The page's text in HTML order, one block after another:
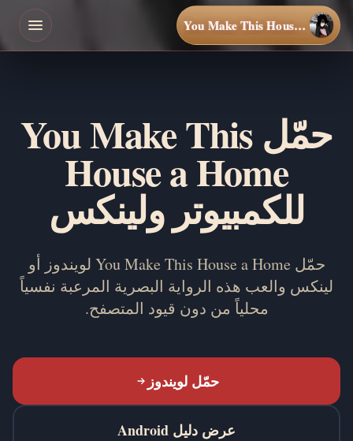
You Make This House a Home
حمّل You Make This
House a Home
للكمبيوتر ولينكس
حمّل You Make This House a Home لويندوز أو
لينكس والعب هذه الرواية البصرية المرعبة نفسياً
محلياً من دون قيود المتصفح.
حمّل لويندوز
عرض دليل Android